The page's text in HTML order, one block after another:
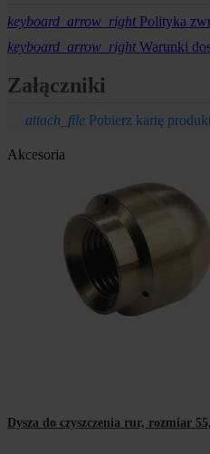
keyboard_arrow_rightPolityka
keyboard_arrow_rightWarunki
Załączniki
attach_file Pobierz kartę
Akcesoria
Dysza do czyszczenia rur, rozmiar